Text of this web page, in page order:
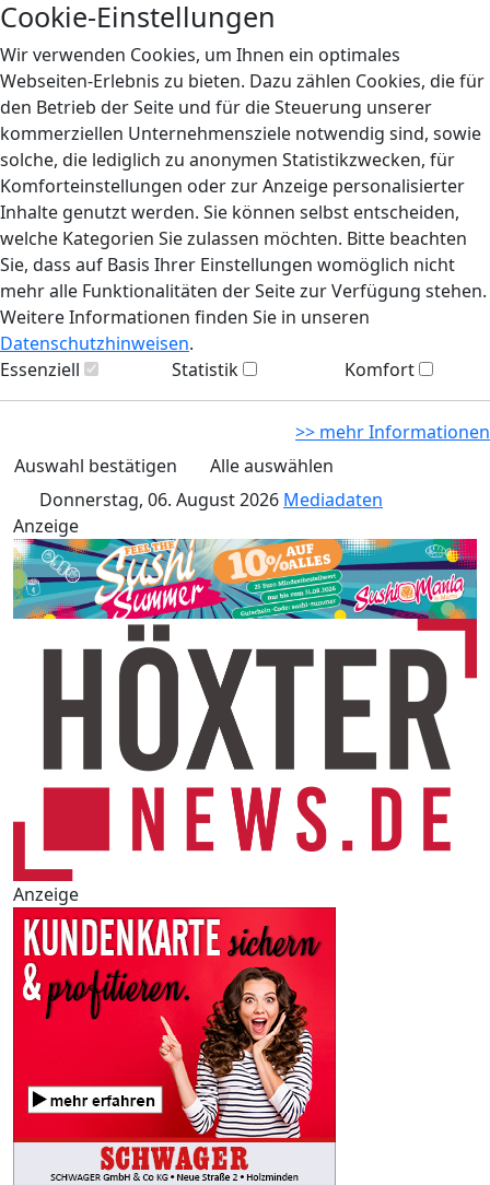
Cookie-Einstellungen
Wir verwenden Cookies, um Ihnen ein optimales
Webseiten-Erlebnis zu bieten. Dazu zählen Cookies, die für
den Betrieb der Seite und für die Steuerung unserer
kommerziellen Unternehmensziele notwendig sind, sowie
solche, die lediglich zu anonymen Statistikzwecken, für
Komforteinstellungen oder zur Anzeige personalisierter
Inhalte genutzt werden. Sie können selbst entscheiden,
welche Kategorien Sie zulassen möchten. Bitte beachten
Sie, dass auf Basis Ihrer Einstellungen womöglich nicht
mehr alle Funktionalitäten der Seite zur Verfügung stehen.
Weitere Informationen finden Sie in unseren
Datenschutzhinweisen.
Essenziell
Statistik Komfort
>> mehr Informationen
Auswahl bestätigen
Alle auswählen
Donnerstag, 06. August 2026 Mediadaten
Anzeige
Anzeige